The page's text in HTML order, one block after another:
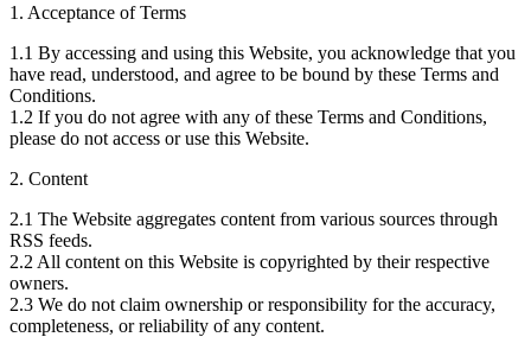
1. Acceptance of Terms
1.1 By accessing and using this Website, you acknowledge that you
have read, understood, and agree to be bound by these Terms and
Conditions.
1.2 If you do not agree with any of these Terms and Conditions,
please do not access or use this Website.
2. Content
2.1 The Website aggregates content from various sources through
RSS feeds.
2.2 All content on this Website is copyrighted by their respective
owners.
2.3 We do not claim ownership or responsibility for the accuracy,
completeness, or reliability of any content.